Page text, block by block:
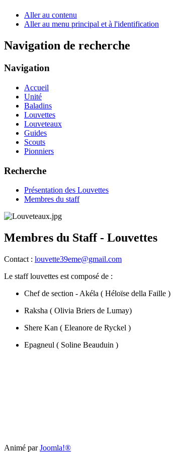
Aller au contenu
Aller au menu principal et à l'identification
Navigation de recherche
Navigation
Accueil
Unité
Baladins
Louvettes
Louveteaux
Guides
Scouts
Pionniers
Recherche
Présentation des Louvettes
Membres du staff
Membres du Staff - Louvettes
Contact : louvette39eme@gmail.com
Le staff louvettes est composé de :
Chef de section - Akéla ( Héloïse della Faille )
Raksha ( Olivia Briers de Lumay)
Shere Kan ( Eleanore de Ryckel )
Epagneul ( Soline Beauduin )
Animé parJoomla!®